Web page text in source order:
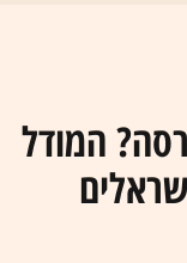
המודל